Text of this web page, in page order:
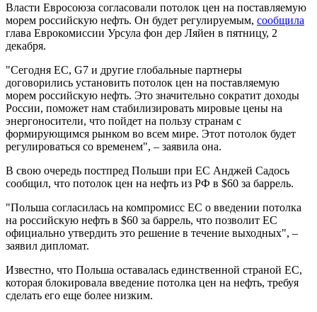
Власти Евросоюза согласовали потолок цен на поставляемую
морем российскую нефть. Он будет регулируемым, сообщила
глава Еврокомиссии Урсула фон дер Ляйен в пятницу, 2
декабря.
"Сегодня ЕС, G7 и другие глобальные партнеры
договорились установить потолок цен на поставляемую
морем российскую нефть. Это значительно сократит доходы
России, поможет нам стабилизировать мировые цены на
энергоносители, что пойдет на пользу странам с
формирующимся рынком во всем мире. Этот потолок будет
регулироваться со временем", – заявила она.
В свою очередь постпред Польши при ЕС Анджей Садось
сообщил, что потолок цен на нефть из РФ в $60 за баррель.
"Польша согласилась на компромисс ЕС о введении потолка
на российскую нефть в $60 за баррель, что позволит ЕС
официально утвердить это решение в течение выходных", –
заявил дипломат.
Известно, что Польша оставалась единственной страной ЕС,
которая блокировала введение потолка цен на нефть, требуя
сделать его еще более низким.